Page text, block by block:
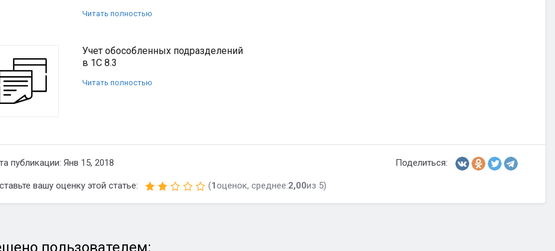
Читать полностью
Учет обособленных подразделений
в 1С 8.3
Читать полностью
публикации: Янв 15, 2018 Поделиться:
вашу оценку этой статье: (1оценок, среднее:2,00из 5)
пользователем: